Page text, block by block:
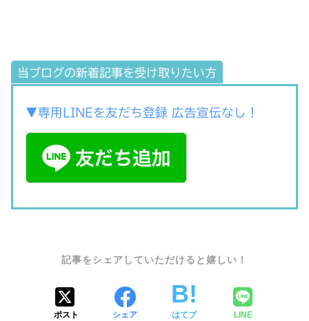
当ブログの新着記事を受け取りたい方
▼専用LINEを友だち登録 広告宣伝なし！
ポスト シェア はてブ LINE